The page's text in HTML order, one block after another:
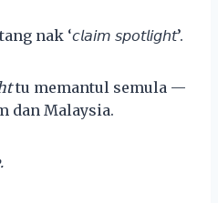
nak ‘𝘤𝘭𝘢𝘪𝘮 𝘴𝘱𝘰𝘵𝘭𝘪𝘨𝘩𝘵’.
tu memantul semula —
dan Malaysia.